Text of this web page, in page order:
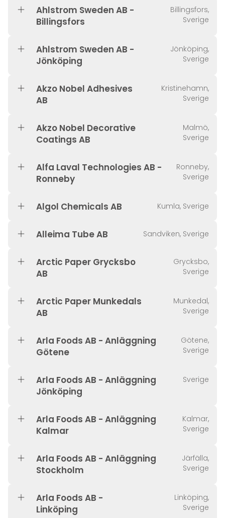
Ahlstrom Sweden AB -
Billingsfors
Billingsfors,
Sverige
Ahlstrom Sweden AB -
Jönköping
Jönköping,
Sverige
Akzo Nobel Adhesives
AB
Kristinehamn,
Sverige
Akzo Nobel Decorative
Coatings AB
Malmö,
Sverige
Alfa Laval Technologies AB -
Ronneby
Ronneby,
Sverige
Algol Chemicals AB Kumla, Sverige
Alleima Tube AB Sandviken, Sverige
Arctic Paper Grycksbo
AB
Grycksbo,
Sverige
Arctic Paper Munkedals
AB
Munkedal,
Sverige
Arla Foods AB - Anläggning
Götene
Götene,
Sverige
Arla Foods AB - Anläggning
Jönköping
Sverige
Arla Foods AB - Anläggning
Kalmar
Kalmar,
Sverige
Arla Foods AB - Anläggning
Stockholm
Järfälla,
Sverige
Arla Foods AB -
Linköping
Linköping,
Sverige